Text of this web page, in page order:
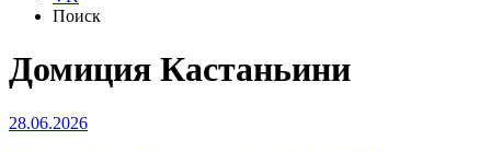
Поиск
Домиция Кастаньини
28.06.2026